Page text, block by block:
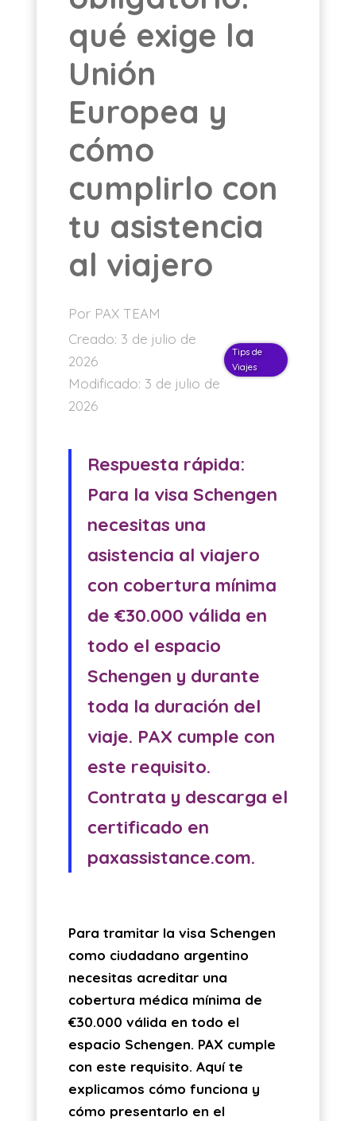
qué exige la
Unión
Europea y
cómo
cumplirlo con
tu asistencia
al viajero
Por PAX TEAM
Creado: 3 de julio de
2026
Modificado: 3 de julio de
2026
Tips de
Viajes
Respuesta rápida:
Para la visa Schengen
necesitas una
asistencia al viajero
con cobertura mínima
de €30.000 válida en
todo el espacio
Schengen y durante
toda la duración del
viaje. PAX cumple con
este requisito.
Contrata y descarga el
certificado en
paxassistance.com.
Para tramitar la visa Schengen
como ciudadano argentino
necesitas acreditar una
cobertura médica mínima de
€30.000 válida en todo el
espacio Schengen. PAX cumple
con este requisito. Aquí te
explicamos cómo funciona y
cómo presentarlo en el